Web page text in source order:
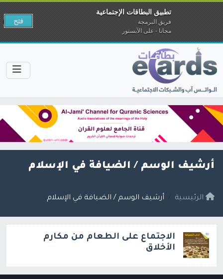
أرشيف الوسم / الضيافة في الإسلام
الرئيسية أرشيف الوسم / الضيافة في الإسلام
الاجتماع على الطعام من مكارم
الأخلاق
تطبيق البطاقات الإجتماعية
فريق البرمجة
مجانا - على الآبستور
فتح